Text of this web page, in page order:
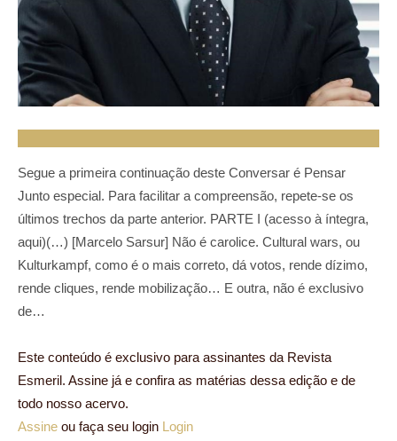
Segue a primeira continuação deste Conversar é Pensar
Junto especial. Para facilitar a compreensão, repete-se os
últimos trechos da parte anterior. PARTE I (acesso à íntegra,
aqui)(…) [Marcelo Sarsur] Não é carolice. Cultural wars, ou
Kulturkampf, como é o mais correto, dá votos, rende dízimo,
rende cliques, rende mobilização… E outra, não é exclusivo
de…
Este conteúdo é exclusivo para assinantes da Revista
Esmeril. Assine já e confira as matérias dessa edição e de
todo nosso acervo.
Assine ou faça seu login Login